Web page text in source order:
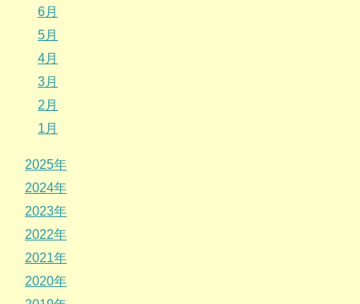
6月
5月
4月
3月
2月
1月
2025年
2024年
2023年
2022年
2021年
2020年